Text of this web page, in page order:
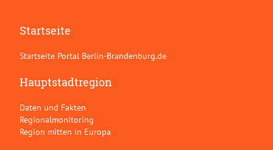
Startseite
Startseite Portal Berlin-Brandenburg.de
Hauptstadtregion
Daten und Fakten
Regionalmonitoring
Region mitten in Europa